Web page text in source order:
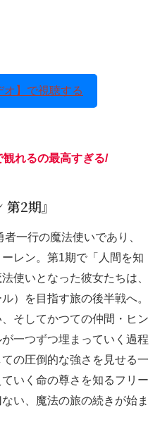
オ】で視聴する
れるの最高すぎる/
2期』
一行の魔法使いであり、
レン。第1期で「人間を知
使いとなった彼女たちは、
）を目指す旅の後半戦へ。
そしてかつての仲間・ヒン
一つずつ埋まっていく過程
の圧倒的な強さを見せる一
いく命の尊さを知るフリー
い、魔法の旅の続きが始ま